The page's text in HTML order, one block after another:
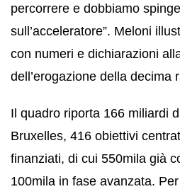
percorrere e dobbiamo
sull’acceleratore”. Meloni
con numeri e dichiarazioni
dell’erogazione della decima
Il quadro riporta 166 miliardi
Bruxelles, 416 obiettivi
finanziati, di cui 550mila già
100mila in fase avanzata.